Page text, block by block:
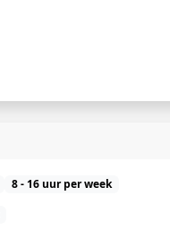
8 - 16 uur per week